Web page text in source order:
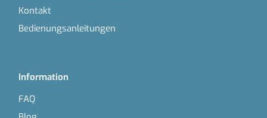
Kontakt
Bedienungsanleitungen
Information
FAQ